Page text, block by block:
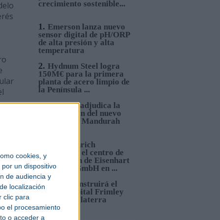
cookies, y
un dispositivo
de audiencia y
localización
clic para
el procesamiento
o acceder a
crecimiento sostenible...
1. Emerson lanza nuevo
sensor digital de pH/ORP
de alta presión y alta
temperatura
2. Hydnum Steel logra
150M€ para la primera
planta de acero limpio de
la Península ...
3.Sacyr se adjudica la
construcción del nuevo
Hospital de Mandurah
Jungheinrich
automatiza el centro de
distribución de Eisenhart
Laeppché GmbH en ...
5.
Sacyr construirá el
nuevo Hospital Frimley
Park en Inglaterra